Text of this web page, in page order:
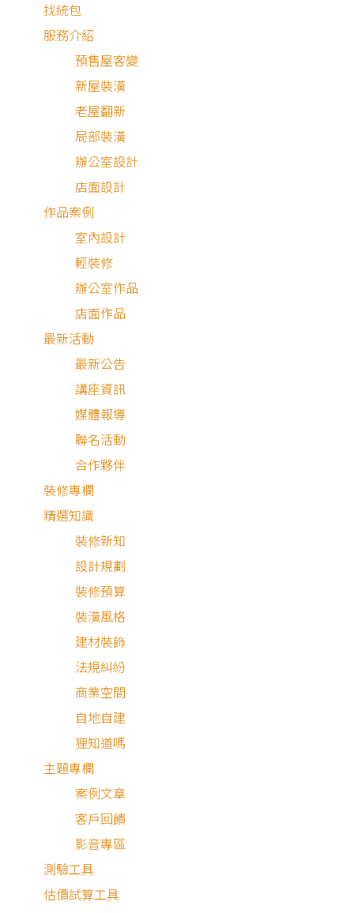
找統包
服務介紹
預售屋客變
新屋裝潢
老屋翻新
局部裝潢
辦公室設計
店面設計
作品案例
室內設計
輕裝修
辦公室作品
店面作品
最新活動
最新公告
講座資訊
媒體報導
聯名活動
合作夥伴
裝修專欄
精選知識
裝修新知
設計規劃
裝修預算
裝潢風格
建材裝飾
法規糾紛
商業空間
自地自建
狸知道嗎
主題專欄
案例文章
客戶回饋
影音專區
測驗工具
估價試算工具
深色木頭 × 雕花 × 石材
茶香四溢，日復一日的靜謐午後一點也不無聊，而是充滿沉
寧靜的安適感。
屋主需求與設計理念
這是一棟三代同堂設計的透天別墅，原本高齡40年的舊屋要
做翻新，外牆也需拉皮，而在屋內裝潢上，一二樓以祖父母
愛的中國風為主，且有大量收藏品的展示需求，三樓則是父
的活動空間，以現代雅痞的風格做規劃，四樓是洗衣間、傭